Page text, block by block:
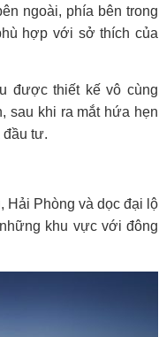
ngoài, phía bên trong
hợp với sở thích của
được thiết kế vô cùng
sau khi ra mắt hứa hẹn
đầu tư.
Hải Phòng và dọc đại lộ
khu vực với đông